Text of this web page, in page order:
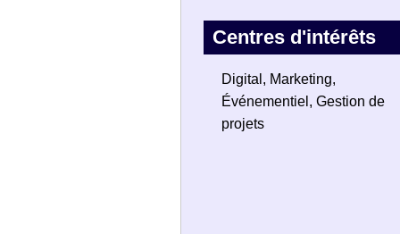
Centres d'intérêts
Digital, Marketing,
Événementiel, Gestion de
projets